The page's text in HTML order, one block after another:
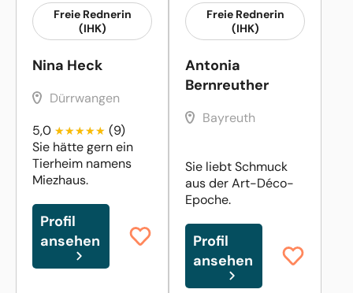
Freie Rednerin
(IHK)
Nina Heck
Dürrwangen
5,0
(9)
Sie hätte gern ein
Tierheim namens
Miezhaus.
Profil
ansehen
Freie Rednerin
(IHK)
Antonia
Bernreuther
Bayreuth
Sie liebt Schmuck
aus der Art-Déco-
Epoche.
Profil
ansehen